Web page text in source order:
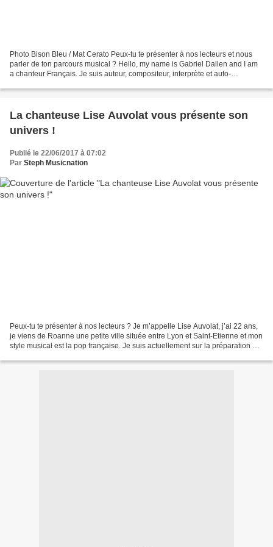
Photo Bison Bleu / Mat Cerato Peux-tu te présenter à nos lecteurs et nous
parler de ton parcours musical ? Hello, my name is Gabriel Dallen and I am
a chanteur Français. Je suis auteur, compositeur, interprète et auto-
La chanteuse Lise Auvolat vous présente son
univers !
Publié le 22/06/2017 à 07:02
Par Steph Musicnation
Peux-tu te présenter à nos lecteurs ? Je m’appelle Lise Auvolat, j’ai 22 ans,
je viens de Roanne une petite ville située entre Lyon et Saint-Etienne et mon
style musical est la pop française. Je suis actuellement sur la préparation de